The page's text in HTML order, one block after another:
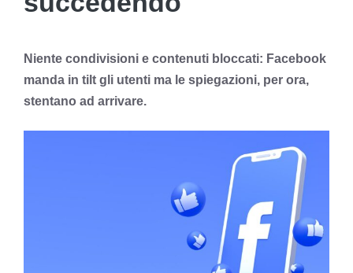
Niente condivisioni e contenuti bloccati: Facebook
manda in tilt gli utenti ma le spiegazioni, per ora,
stentano ad arrivare.